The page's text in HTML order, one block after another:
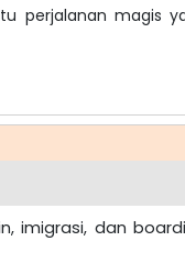
perjalanan magis
imigrasi, dan